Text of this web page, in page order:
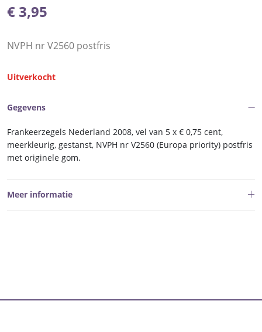
€ 3,95
NVPH nr V2560 postfris
Uitverkocht
Gegevens
Frankeerzegels Nederland 2008, vel van 5 x € 0,75 cent,
meerkleurig, gestanst, NVPH nr V2560 (Europa priority) postfris
met originele gom.
Meer informatie